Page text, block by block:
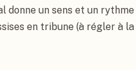
donne un sens et un
en tribune (à régler à